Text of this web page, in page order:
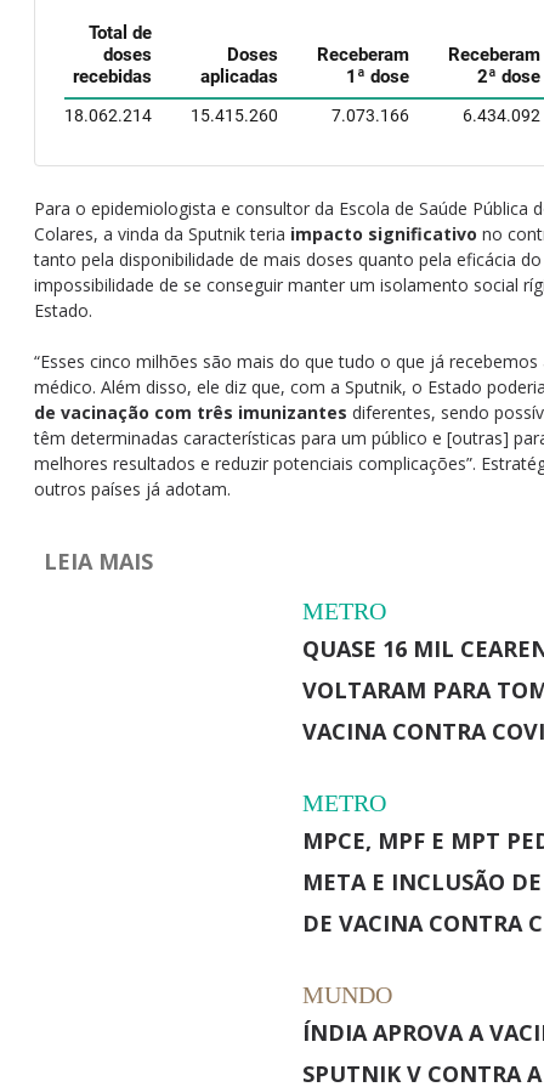
Para o epidemiologista e consultor da Escola de Saúde Pública
Colares, a vinda da Sputnik teria impacto significativo no
tanto pela disponibilidade de mais doses quanto pela eficácia
impossibilidade de se conseguir manter um isolamento social
Estado.
“Esses cinco milhões são mais do que tudo o que já
médico. Além disso, ele diz que, com a Sputnik, o Estado
de vacinação com três imunizantes diferentes, sendo
têm determinadas características para um público e [outras]
melhores resultados e reduzir potenciais complicações”.
outros países já adotam.
LEIA MAIS
METRO
QUASE 16 MIL
VOLTARAM PARA
VACINA CONTRA
METRO
MPCE, MPF E MPT
META E INCLUSÃO
DE VACINA CONTRA
MUNDO
ÍNDIA APROVA A
SPUTNIK V CONTRA